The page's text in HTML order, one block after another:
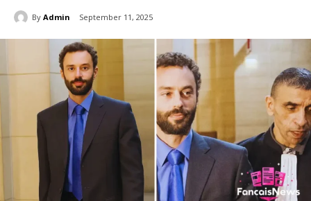
By Admin September 11, 2025